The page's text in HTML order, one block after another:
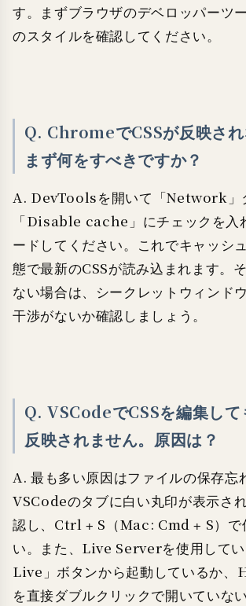
す。まずブラウザのデベロッパーツ
のスタイルを確認してください。
Q. ChromeでCSSが反映され
まず何をすべきですか？
A. DevToolsを開いて「Network」
「Disable cache」にチェックを入
ードしてください。これでキャッシ
態で最新のCSSが読み込まれます。
ない場合は、シークレットウィンド
干渉がないか確認しましょう。
Q. VSCodeでCSSを編集して
反映されません。原因は？
A. 最も多い原因はファイルの保存忘
VSCodeのタブに白い丸印が表示さ
認し、Ctrl + S（Mac: Cmd + S）で
い。また、Live Serverを使用して
Live」ボタンから起動しているか、
を直接ダブルクリックで開いていな